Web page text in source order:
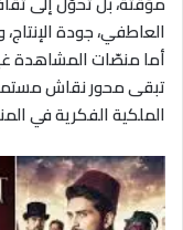
العاطفي، جودة
أما منصّات المشاهدة
تبقى محور نقاش
الملكية الفكرية في